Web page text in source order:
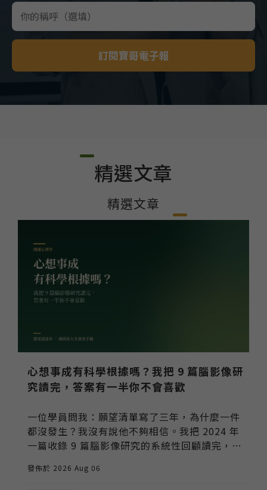
訂閱寶哥電子報
精選文章
精選文章
心想事成有科學根據嗎？我把 9 篇腦影像研
究讀完，答案有一半你不會喜歡
一位學員問我：願望清單寫了三年，為什麼一件
都沒發生？我沒有說他不夠相信。我把 2024 年
一篇收錄 9 篇腦影像研究的系統性回顧讀完，裡
——包括那三件，坊間的顯化課從來不會跟你講。
發佈於 2026 Aug 06